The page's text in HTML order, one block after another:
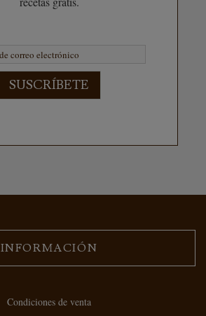
SUSCRÍBETE
INFORMACIÓN
Condiciones de venta